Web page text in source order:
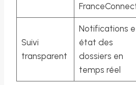
Suivi
transparent
Notifications
état des
dossiers en
temps réel